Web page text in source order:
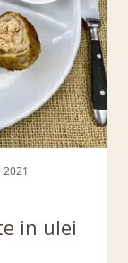
in ulei